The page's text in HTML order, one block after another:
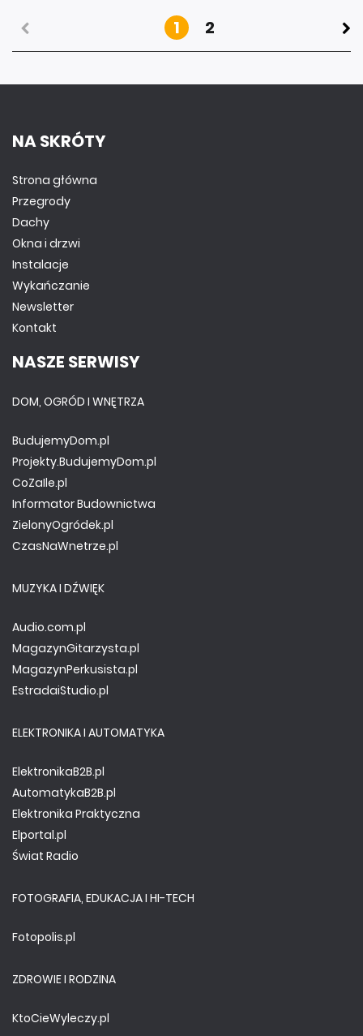
1 2
NA SKRÓTY
Strona główna
Przegrody
Dachy
Okna i drzwi
Instalacje
Wykańczanie
Newsletter
Kontakt
NASZE SERWISY
DOM, OGRÓD I WNĘTRZA
BudujemyDom.pl
Projekty.BudujemyDom.pl
CoZaIle.pl
Informator Budownictwa
ZielonyOgródek.pl
CzasNaWnetrze.pl
MUZYKA I DŹWIĘK
Audio.com.pl
MagazynGitarzysta.pl
MagazynPerkusista.pl
EstradaiStudio.pl
ELEKTRONIKA I AUTOMATYKA
ElektronikaB2B.pl
AutomatykaB2B.pl
Elektronika Praktyczna
Elportal.pl
Świat Radio
FOTOGRAFIA, EDUKACJA I HI-TECH
Fotopolis.pl
ZDROWIE I RODZINA
KtoCieWyleczy.pl